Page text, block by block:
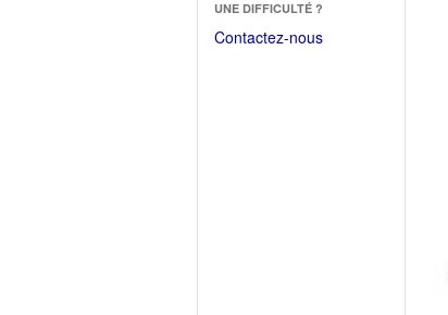
fenêtre)
une
nouvelle
UNE DIFFICULTÉ ?
Contactez-nous